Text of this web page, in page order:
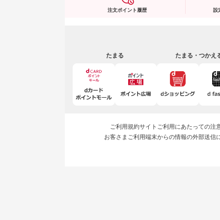
注文ポイント履歴 設
たまる たまる・つかえ
ご利用規約サイトご利用にあたっての注
お客さまご利用端末からの情報の外部送信